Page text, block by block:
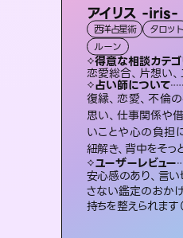
アイリス -iris-
西洋占星術
タロット
ルーン
得意な相談カテゴ
恋愛総合、片想い
占い師について
復縁、恋愛、不倫
思い、仕事関係や
いことや心の負担
紐解き、背中をそっ
ユーザーレビュー
安心感のあり、言
さない鑑定のおか
持ちを整えられます
桃源珠羽（
霊視・オーラ
スピリチュアル・リ
得意な相談
片想い、あの
占い師につ
恋愛のお悩み
係」の相談を
恋人未満なお
寧に読み解き恋
ユーザーレビ
鑑定していただ
動すると仲が復
とうございまし
未来
霊視・オ
スピリチュア
得意な
出逢い、
占い師
未来には
ます。不安
たの素敵
選択できる
ユーザー
職場の人の
本当によく
打てて前向
お霊視・
オラ
得意
恋愛
占い
霊視×オラクルカードを使って「今」と「未
ユーザ
不安な
た…！よ
感じまし
ス
片占
占術
かう
体的
ユー
複雑な
いただ
た（50
片
連
多
験
い未
ユ
とて
らは
しゃる